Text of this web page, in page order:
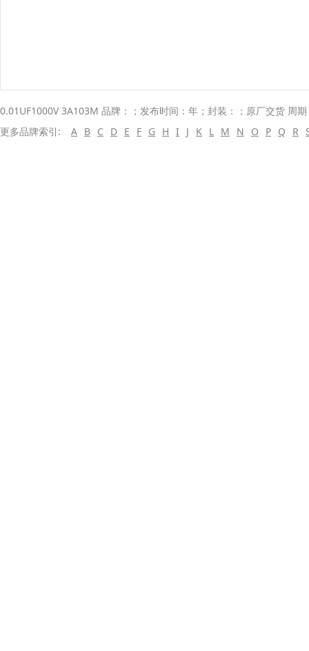
0.01UF1000V 3A103M 品牌：；发布时间：年；封装：；原厂交货 周
更多品牌索引:
A B C D E F G H I J K L M N O P Q R